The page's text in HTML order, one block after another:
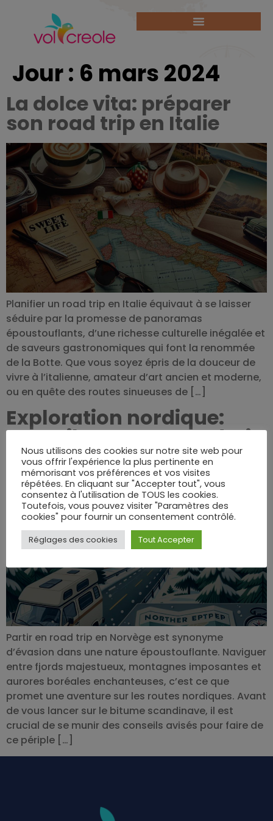
Jour : 6 mars 2024
La dolce vita: préparer
son road trip en Italie
Planifier un road trip en Italie équivaut à se laisser
séduire par la promesse de panoramas
époustouflants, d’une richesse culturelle inégalée et
de saveurs gastronomiques qui font la renommée
de la Botte. Que vous soyez épris de la douceur de
vivre à l’italienne, amateur d’art ancien et moderne,
ou en quête des routes sinueuses de […]
Exploration nordique:
conseils pour un road trip
réussi en Norvège
Partir en road trip en Norvège est synonyme
d’évasion dans une nature époustouflante. Naviguer
entre fjords majestueux, montagnes imposantes et
aurores boréales enchanteuses, c’est ce que
promet une aventure sur les routes nordiques. Avant
de vous lancer sur le bitume scandinave, il est
crucial de se munir des conseils avisés pour faire de
ce périple […]
Nous utilisons des cookies sur notre site web pour
vous offrir l'expérience la plus pertinente en
mémorisant vos préférences et vos visites
répétées. En cliquant sur "Accepter tout", vous
consentez à l'utilisation de TOUS les cookies.
Toutefois, vous pouvez visiter "Paramètres des
cookies" pour fournir un consentement contrôlé.
Réglages des cookies Tout Accepter